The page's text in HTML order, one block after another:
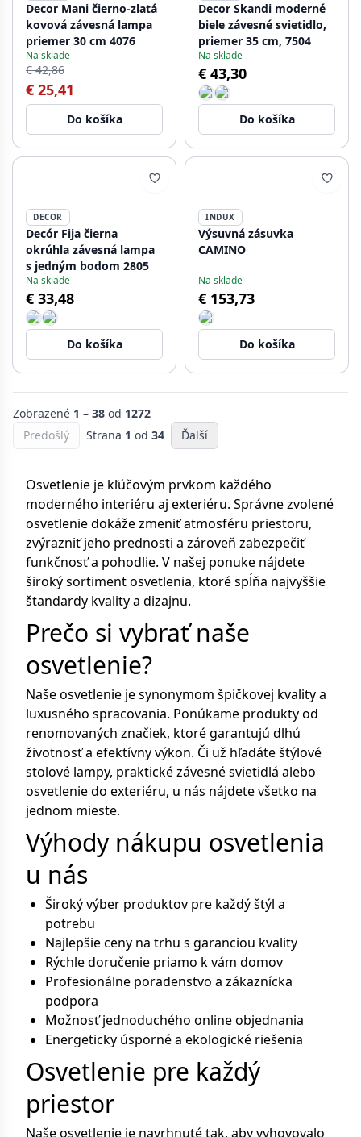
Decor Mani čierno-zlatá
kovová závesná lampa
priemer 30 cm 4076
Na sklade
€ 42,86
€ 25,41
Do košíka
Decor Skandi moderné
biele závesné svietidlo,
priemer 35 cm, 7504
Na sklade
€ 43,30
Do košíka
DECOR
Decór Fija čierna
okrúhla závesná lampa
s jedným bodom 2805
Na sklade
€ 33,48
Do košíka
INDUX
Výsuvná zásuvka
CAMINO
Na sklade
€ 153,73
Do košíka
Zobrazené 1 – 38 od 1272
Predošlý
Strana 1 od 34 Ďalší
Osvetlenie je kľúčovým prvkom každého
moderného interiéru aj exteriéru. Správne zvolené
osvetlenie dokáže zmeniť atmosféru priestoru,
zvýrazniť jeho prednosti a zároveň zabezpečiť
funkčnosť a pohodlie. V našej ponuke nájdete
široký sortiment osvetlenia, ktoré spĺňa najvyššie
štandardy kvality a dizajnu.
Prečo si vybrať naše
osvetlenie?
Naše osvetlenie je synonymom špičkovej kvality a
luxusného spracovania. Ponúkame produkty od
renomovaných značiek, ktoré garantujú dlhú
životnosť a efektívny výkon. Či už hľadáte štýlové
stolové lampy, praktické závesné svietidlá alebo
osvetlenie do exteriéru, u nás nájdete všetko na
jednom mieste.
Výhody nákupu osvetlenia
u nás
Široký výber produktov pre každý štýl a
potrebu
Najlepšie ceny na trhu s garanciou kvality
Rýchle doručenie priamo k vám domov
Profesionálne poradenstvo a zákaznícka
podpora
Možnosť jednoduchého online objednania
Energeticky úsporné a ekologické riešenia
Osvetlenie pre každý
priestor
Naše osvetlenie je navrhnuté tak, aby vyhovovalo